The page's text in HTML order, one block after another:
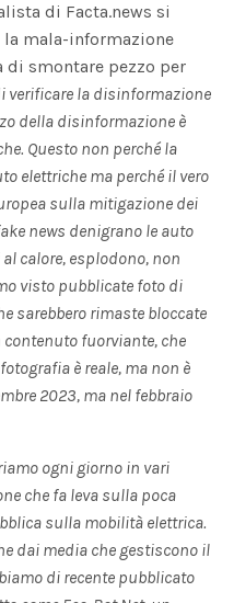
di Facta.news si
mala-informazione
di smontare pezzo per
verificare la disinformazione
della disinformazione è
Questo non perché la
elettriche ma perché il vero
sulla mitigazione dei
news denigrano le auto
calore, esplodono, non
visto pubblicate foto di
sarebbero rimaste bloccate
fuorviante, che
è reale, ma non è
2023, ma nel febbraio
ogni giorno in vari
che fa leva sulla poca
sulla mobilità elettrica.
dai media che gestiscono il
di recente pubblicato